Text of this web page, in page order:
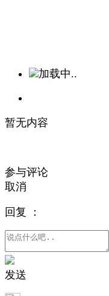
加载中..
暂无内容
参与评论
取消
回复 ：
发送